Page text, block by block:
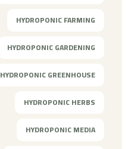
HYDROPONIC FARMING
HYDROPONIC GARDENING
HYDROPONIC GREENHOUSE
HYDROPONIC HERBS
HYDROPONIC MEDIA